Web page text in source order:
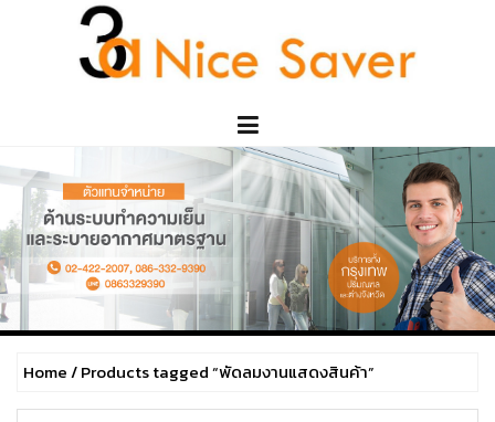
Home/ Products tagged “พัดลมงานแสดงสินค้า”